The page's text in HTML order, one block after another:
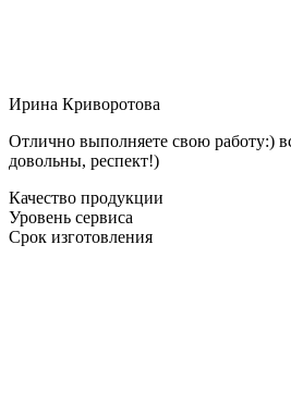
Ирина Криворотова
Отлично выполняете свою работу:)
довольны, респект!)
Качество продукции
Уровень сервиса
Срок изготовления